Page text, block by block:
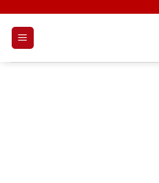
content